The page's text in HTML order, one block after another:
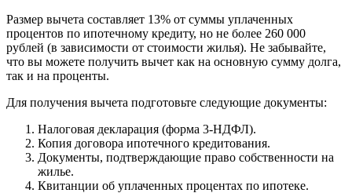
Размер вычета составляет 13% от суммы уплаченных
процентов по ипотечному кредиту, но не более 260 000
рублей (в зависимости от стоимости жилья). Не забывайте,
что вы можете получить вычет как на основную сумму долга,
так и на проценты.
Для получения вычета подготовьте следующие документы:
Налоговая декларация (форма 3-НДФЛ).
Копия договора ипотечного кредитования.
Документы, подтверждающие право собственности на
жилье.
Квитанции об уплаченных процентах по ипотеке.